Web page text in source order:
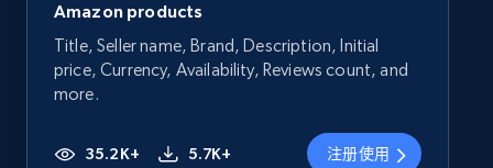
Amazon products
Title, Seller name, Brand, Description, Initial
price, Currency, Availability, Reviews count, and
more.
35.2K+ 5.7K+ 注册使用